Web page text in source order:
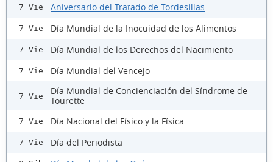
7 Vie Aniversario del Tratado de Tordesillas
7 Vie Día Mundial de la Inocuidad de los Alimentos
7 Vie Día Mundial de los Derechos del Nacimiento
7 Vie Día Mundial del Vencejo
7 Vie
Día Mundial de Concienciación del Síndrome de
Tourette
7 Vie Día Nacional del Físico y la Física
7 Vie Día del Periodista